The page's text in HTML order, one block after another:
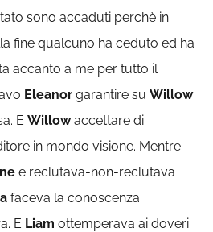
sono accaduti perchè in
fine qualcuno ha ceduto ed ha
accanto a me per tutto il
Eleanor garantire suWillow
EWillowaccettare di
in mondo visione. Mentre
e reclutava-non-reclutava
faceva la conoscenza
E Liam ottemperava ai doveri